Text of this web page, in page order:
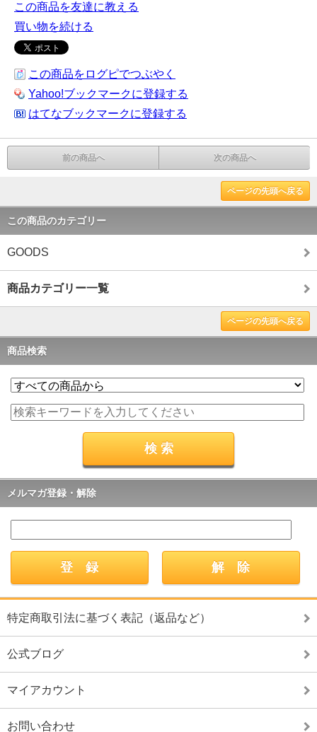
この商品を友達に教える
買い物を続ける
この商品をログピでつぶやく
Yahoo!ブックマークに登録する
はてなブックマークに登録する
前の商品へ 次の商品へ
ページの先頭へ戻る
この商品のカテゴリー
GOODS
商品カテゴリー一覧
ページの先頭へ戻る
商品検索
メルマガ登録・解除
特定商取引法に基づく表記（返品など）
公式ブログ
マイアカウント
お問い合わせ